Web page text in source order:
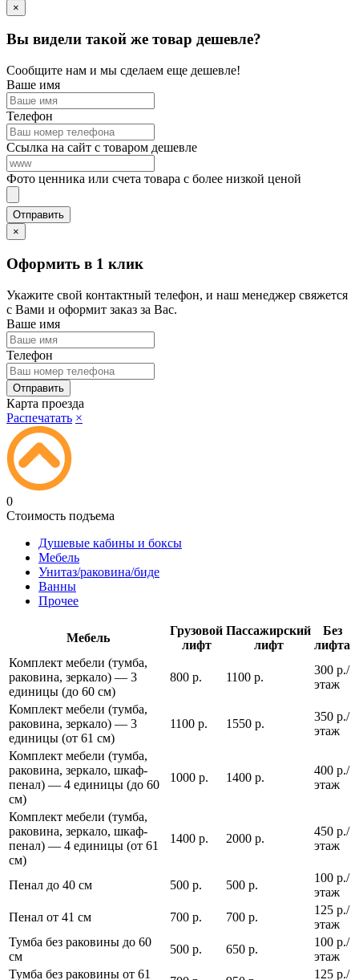
×
Вы видели такой же товар дешевле?
Сообщите нам и мы сделаем еще дешевле!
Ваше имя
Телефон
Ссылка на сайт с товаром дешевле
Фото ценника или счета товара с более низкой ценой
×
Оформить в 1 клик
Укажите свой контактный телефон, и наш менеджер свяжется
с Вами и оформит заказ за Вас.
Ваше имя
Телефон
Карта проезда
Распечатать ×
0
Стоимость подъема
Душевые кабины и боксы
Мебель
Унитаз/раковина/биде
Ванны
Прочее
Мебель
Грузовой
лифт
Пассажирский
лифт
Без
лифта
Комплект мебели (тумба,
раковина, зеркало) — 3
единицы (до 60 см)
800 р. 1100 р.
300 р./
этаж
Комплект мебели (тумба,
раковина, зеркало) — 3
единицы (от 61 см)
1100 р. 1550 р.
350 р./
этаж
Комплект мебели (тумба,
раковина, зеркало, шкаф-
пенал) — 4 единицы (до 60
см)
1000 р. 1400 р.
400 р./
этаж
Комплект мебели (тумба,
раковина, зеркало, шкаф-
пенал) — 4 единицы (от 61
см)
1400 р. 2000 р.
450 р./
этаж
Пенал до 40 см 500 р. 500 р.
100 р./
этаж
Пенал от 41 см
700 р. 700 р.
125 р./
этаж
Тумба без раковины до 60
см
500 р. 650 р.
100 р./
этаж
Тумба без раковины от 61
125 р./